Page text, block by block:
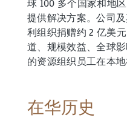
球 100 多个国家和地
提供解决方案。公司
利组织捐赠约 2 亿美
道、规模效益、全球
的资源组织员工在本
在华历史